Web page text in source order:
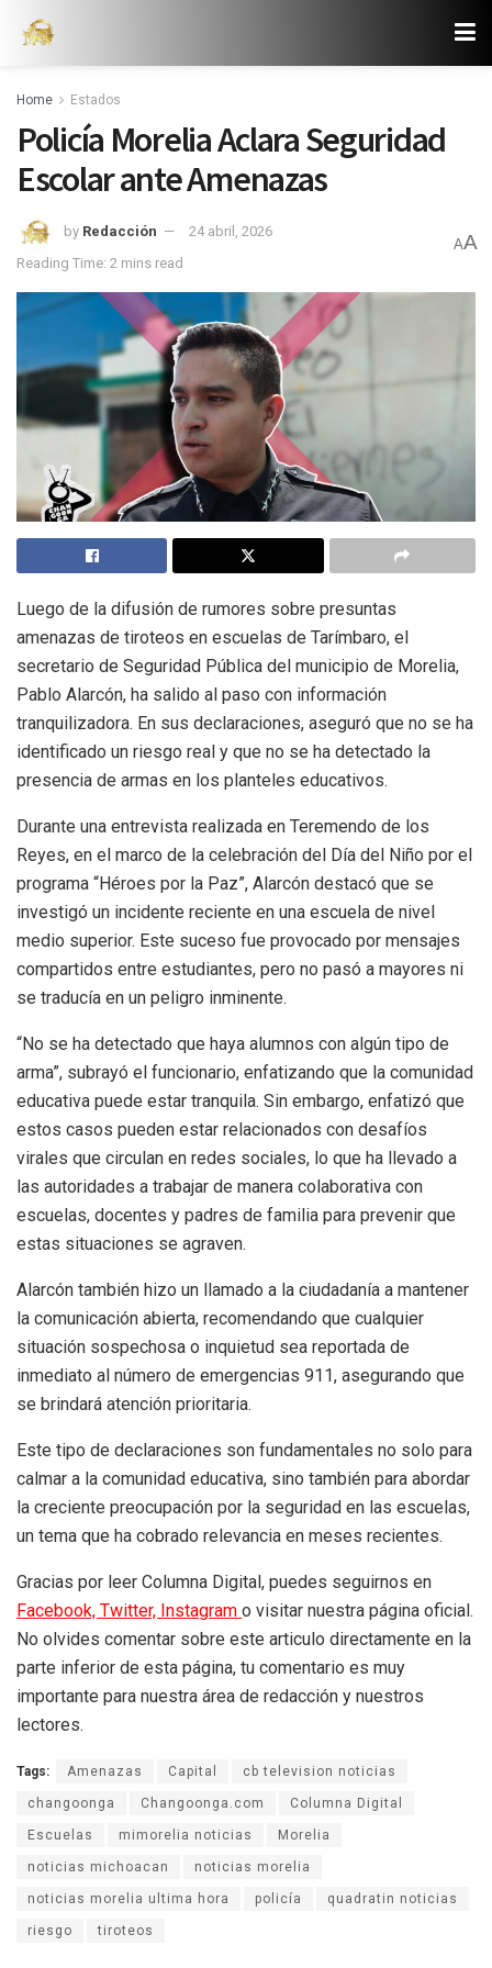
Home Estados
Policía Morelia Aclara Seguridad
Escolar ante Amenazas
by Redacción
24 abril, 2026
Reading Time: 2 mins read
AA
Luego de la difusión de rumores sobre presuntas
amenazas de tiroteos en escuelas de Tarímbaro, el
secretario de Seguridad Pública del municipio de Morelia,
Pablo Alarcón, ha salido al paso con información
tranquilizadora. En sus declaraciones, aseguró que no se ha
identificado un riesgo real y que no se ha detectado la
presencia de armas en los planteles educativos.
Durante una entrevista realizada en Teremendo de los
Reyes, en el marco de la celebración del Día del Niño por el
programa “Héroes por la Paz”, Alarcón destacó que se
investigó un incidente reciente en una escuela de nivel
medio superior. Este suceso fue provocado por mensajes
compartidos entre estudiantes, pero no pasó a mayores ni
se traducía en un peligro inminente.
“No se ha detectado que haya alumnos con algún tipo de
arma”, subrayó el funcionario, enfatizando que la comunidad
educativa puede estar tranquila. Sin embargo, enfatizó que
estos casos pueden estar relacionados con desafíos
virales que circulan en redes sociales, lo que ha llevado a
las autoridades a trabajar de manera colaborativa con
escuelas, docentes y padres de familia para prevenir que
estas situaciones se agraven.
Alarcón también hizo un llamado a la ciudadanía a mantener
la comunicación abierta, recomendando que cualquier
situación sospechosa o inquietud sea reportada de
inmediato al número de emergencias 911, asegurando que
se brindará atención prioritaria.
Este tipo de declaraciones son fundamentales no solo para
calmar a la comunidad educativa, sino también para abordar
la creciente preocupación por la seguridad en las escuelas,
un tema que ha cobrado relevancia en meses recientes.
Gracias por leer Columna Digital, puedes seguirnos en
Facebook, Twitter, Instagram o visitar nuestra página oficial.
No olvides comentar sobre este articulo directamente en la
parte inferior de esta página, tu comentario es muy
importante para nuestra área de redacción y nuestros
lectores.
Tags: Amenazas Capital cb television noticias
changoonga Changoonga.com Columna Digital
Escuelas mimorelia noticias Morelia
noticias michoacan noticias morelia
noticias morelia ultima hora policía quadratin noticias
riesgo tiroteos